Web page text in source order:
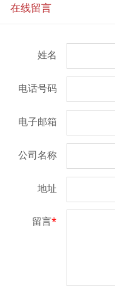
在线留言
姓名
电话号码
电子邮箱
公司名称
地址
留言*